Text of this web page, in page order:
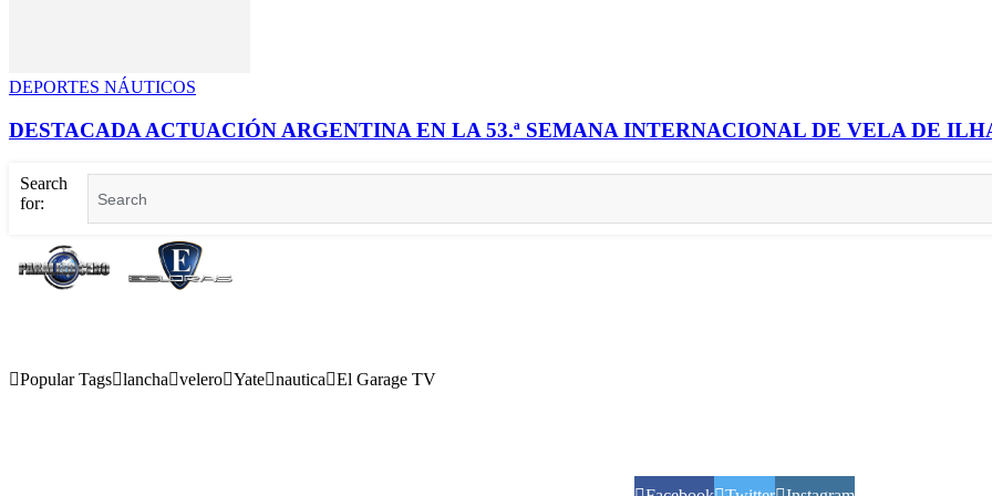
DEPORTES NÁUTICOS
DESTACADA ACTUACIÓN ARGENTINA EN LA 53.ª SEMANA INTERNACIONAL DE VELA DE
Search
for:
Popular Tags lancha velero Yate nautica El Garage TV